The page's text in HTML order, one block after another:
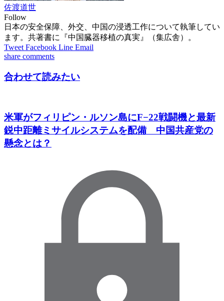
佐渡道世
Follow
日本の安全保障、外交、中国の浸透工作について執筆してい
ます。共著書に『中国臓器移植の真実』（集広舎）。
Tweet Facebook Line Email
share comments
合わせて読みたい
米軍がフィリピン・ルソン島にF−22戦闘機と最新
鋭中距離ミサイルシステムを配備 中国共産党の
懸念とは？